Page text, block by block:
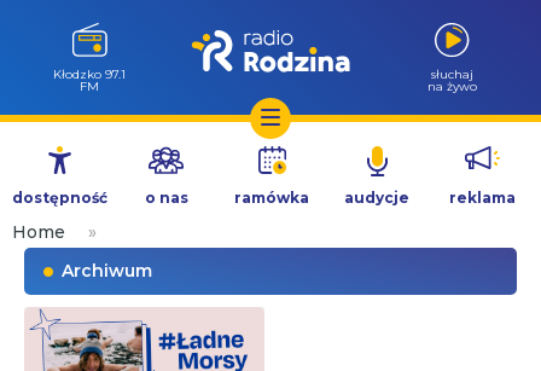
Przejdź
treści
Kłodzko 97.1
FM
słuchaj
na żywo
dostępność o nas ramówka audycje reklama
Home
»
Archiwum